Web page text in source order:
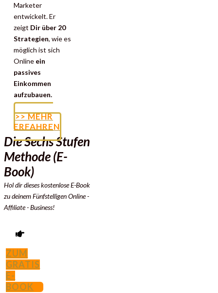
Marketer
entwickelt. Er
zeigt Dir über 20
Strategien, wie es
möglich ist sich
Online ein
passives
Einkommen
aufzubauen.
>> MEHR
ERFAHREN
Die Sechs Stufen
Methode (E-
Book)
Hol dir dieses kostenlose E-Book
zu deinem FünfstelligenOnline -
Affiliate - Business!
ZUM
GRATIS
E-
BOOK